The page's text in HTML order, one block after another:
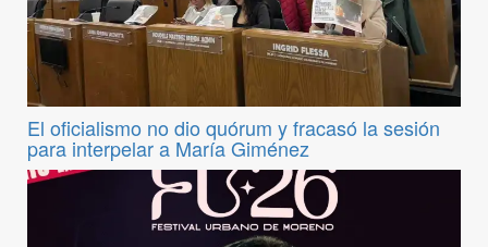
El oficialismo no dio quórum y fracasó la sesión
para interpelar a María Giménez